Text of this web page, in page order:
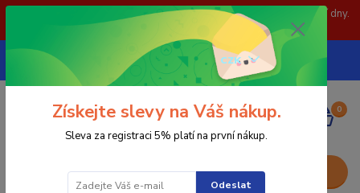
POZOR: 31.7 , 3.8 a 5.8- zavřeno. objednávky odešleme následující dny.
Děkujeme za pochopení.
CZK
739252246
(Po-Pá, 8-15 hod.)
0
0,00 Kč
Získejte slevy na Váš nákup.
Sleva za registraci 5% platí na první nákup.
Odeslat